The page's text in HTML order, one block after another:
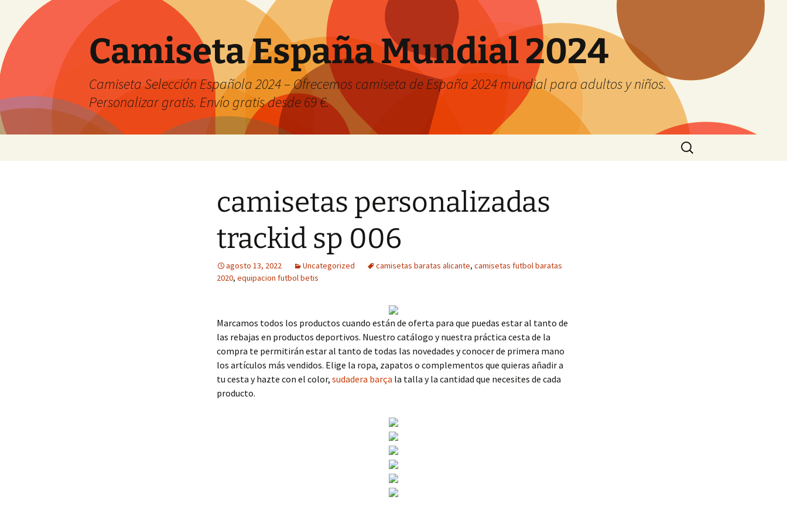
Camiseta España Mundial 2024
Camiseta Selección Española 2024 – Ofrecemos camiseta de España 2024 mundial para adultos y niños.
Personalizar gratis. Envío gratis desde 69 €.
Buscar:
camisetas personalizadas
trackid sp 006
agosto 13, 2022 Uncategorized camisetas baratas alicante, camisetas futbol baratas
2020, equipacion futbol betis
Marcamos todos los productos cuando están de oferta para que puedas estar al tanto de
las rebajas en productos deportivos. Nuestro catálogo y nuestra práctica cesta de la
compra te permitirán estar al tanto de todas las novedades y conocer de primera mano
los artículos más vendidos. Elige la ropa, zapatos o complementos que quieras añadir a
tu cesta y hazte con el color, sudadera barça la talla y la cantidad que necesites de cada
producto.